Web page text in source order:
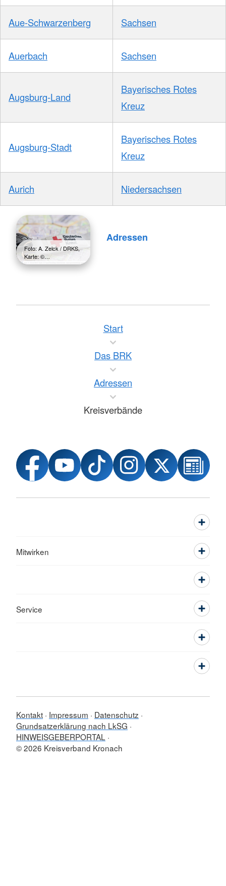
Aue-Schwarzenberg Sachsen
Auerbach Sachsen
Augsburg-Land
Bayerisches Rotes
Kreuz
Augsburg-Stadt
Bayerisches Rotes
Kreuz
Aurich Niedersachsen
Foto: A. Zelck / DRKS,
Karte: ©…
Adressen
Start
Das BRK
Adressen
Kreisverbände
Mitwirken
Service
Kontakt Impressum
Datenschutz
Grundsatzerklärung nach LkSG
HINWEISGEBERPORTAL
© 2026 Kreisverband Kronach